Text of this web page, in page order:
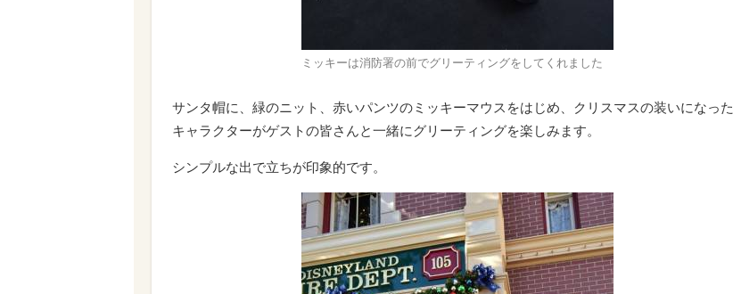
ミッキーは消防署の前でグリーティングをしてくれました
サンタ帽に、緑のニット、赤いパンツのミッキーマウスをはじめ、クリスマスの装いになった
キャラクターがゲストの皆さんと一緒にグリーティングを楽しみます。
シンプルな出で立ちが印象的です。